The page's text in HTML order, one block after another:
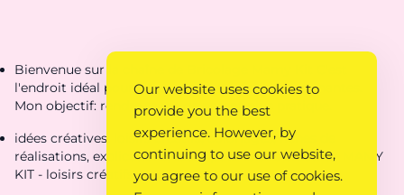
Bienvenue sur la chaîne de Bricolage Mamy Kit C'est
l'endroit idéal pour découvrir des créations étonnantes.
Mon objectif: rendre ta vie de parent plus pratique.
idées créatives, loisirs créatifs, coloriages, fiches de
réalisations, explications, idées pour loisirs créatifs - MAMY
KIT - loisirs créatifs
Our website uses cookies to
provide you the best
experience. However, by
continuing to use our website,
you agree to our use of cookies.